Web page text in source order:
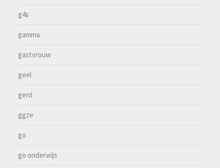
g4s
gamma
gastvrouw
geel
gent
ggze
go
go onderwijs